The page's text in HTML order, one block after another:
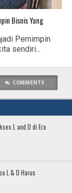
Bisnis Yang
Pemimpin
sendiri...
COMMENTS
L and D di Era
L & D Harus